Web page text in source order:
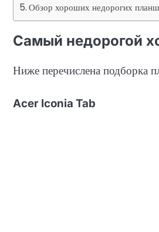
Обзор хороших недорогих
Самый недорогой
Ниже перечислена подборка
Acer Iconia Tab